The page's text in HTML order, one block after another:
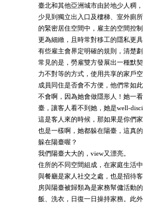
臺北和其他亞洲城市由於地少人稠
少見到獨立出入口及樓梯、室外廁
的緊密居住空間中，雇主的空間控
更為細緻，且時常對移工的隱私更具
有些雇主會界定明確的規則，清楚
常見的是，勞雇雙方發展出一種默
力不對等的方式，使用共享的家戶
成員同住是否會不方便，他們常如此
不會啊，因為她會做隱形人！她一
臺，讓客人看不到她，她是well-
這是客人來的時候，那如果是你們
也是一樣啊，她都躲在陽臺，這真的
躲在陽臺喔？
我們陽臺大大的，view又漂亮。
住所的不同空間組成，在家庭生活
與餐廳是家人社交之處，也是招待
房與陽臺被歸類為是家務幫傭活動
飯、洗衣，日復一日操持家務。此